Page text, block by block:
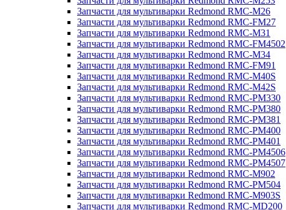
Запчасти для мультиварки Redmond RMC-M26
Запчасти для мультиварки Redmond RMC-FM27
Запчасти для мультиварки Redmond RMC-M31
Запчасти для мультиварки Redmond RMC-FM4502
Запчасти для мультиварки Redmond RMC-M34
Запчасти для мультиварки Redmond RMC-FM91
Запчасти для мультиварки Redmond RMC-M40S
Запчасти для мультиварки Redmond RMC-M42S
Запчасти для мультиварки Redmond RMC-PM330
Запчасти для мультиварки Redmond RMC-PM380
Запчасти для мультиварки Redmond RMC-PM381
Запчасти для мультиварки Redmond RMC-PM400
Запчасти для мультиварки Redmond RMC-PM401
Запчасти для мультиварки Redmond RMC-PM4506
Запчасти для мультиварки Redmond RMC-PM4507
Запчасти для мультиварки Redmond RMC-M902
Запчасти для мультиварки Redmond RMC-PM504
Запчасти для мультиварки Redmond RMC-M903S
Запчасти для мультиварки Redmond RMC-MD200